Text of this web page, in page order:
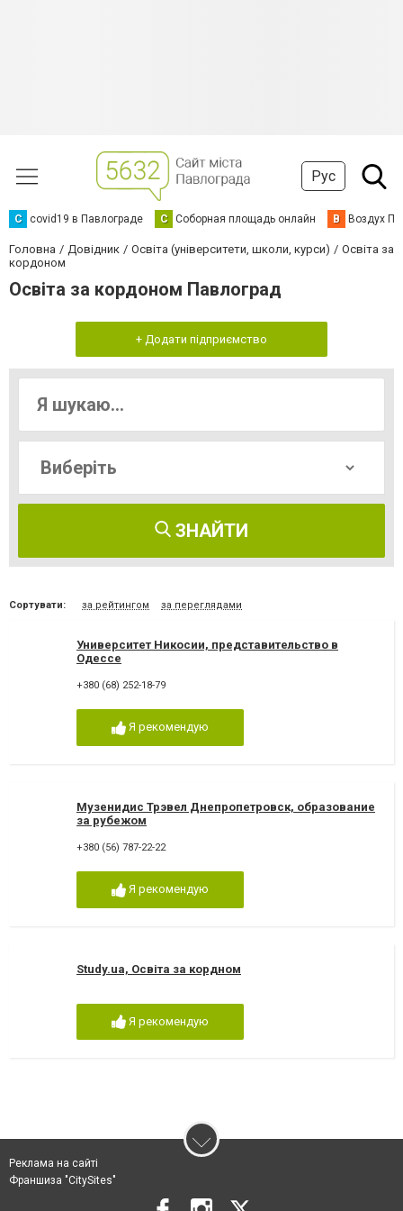
Рус
C covid19 в Павлограде С Соборная площадь онлайн В Воздух
Головна Довідник Освіта (університети, школи, курси)
Освіта за
кордоном
Освіта за кордоном Павлоград
+ Додати підприємство
ЗНАЙТИ
Сортувати: за рейтингом за переглядами
Университет Никосии, представительство в
Одессе
+380 (68) 252-18-79
Я рекомендую
Музенидис Трэвел Днепропетровск, образование
за рубежом
+380 (56) 787-22-22
Я рекомендую
Study.ua, Освіта за кордном
Я рекомендую
Реклама на сайті
Франшиза "CitySites"